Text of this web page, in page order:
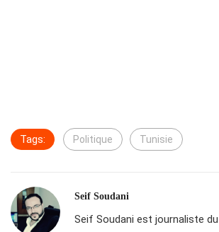
Tags: Politique Tunisie
Seif Soudani
Seif Soudani est journaliste du